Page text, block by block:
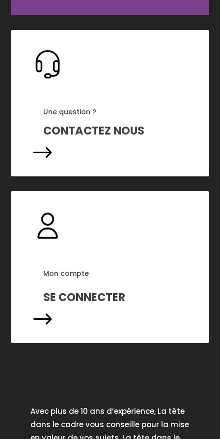
Une question ?
CONTACTEZ NOUS
$
Mon compte
SE CONNECTER
$
Avec plus de 10 ans d’expérience, La tête
dans le cadre vous conseille pour la mise